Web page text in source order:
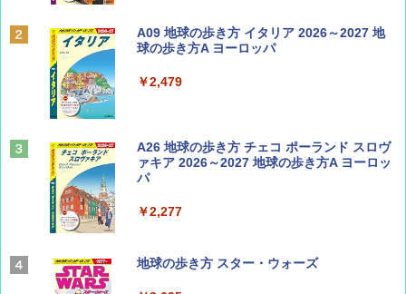
Coyote No.89 特集 星野道夫 夢見る旅
山と溪谷 2026年8月号「南アルプス大全」
￥1,540
AIRLINE（エアライン）2026年9月号【特
A09 地球の歩き方 イタリア 2026～2027 地
球の歩き方A ヨーロッパ
￥2,479
A26 地球の歩き方 チェコ ポーランド スロヴ
ァキア 2026～2027 地球の歩き方A ヨーロッ
パ
￥2,277
地球の歩き方 スター・ウォーズ